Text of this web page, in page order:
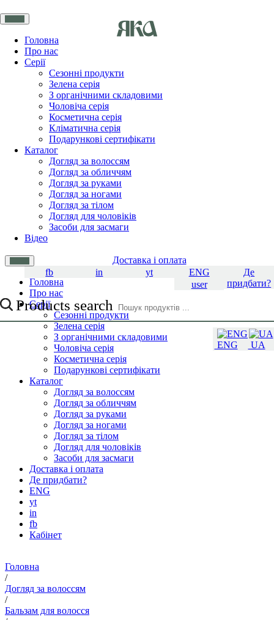
Головна
Про нас
Серії
Сезонні продукти
Зелена серія
З органічними складовими
Чоловіча серія
Косметична серія
Кліматична серія
Подарункові сертифікати
Каталог
Догляд за волоссям
Догляд за обличчям
Догляд за руками
Догляд за ногами
Догляд за тілом
Догляд для чоловіків
Засоби для засмаги
Відео
Доставка і оплата
Де
придбати?
ENG
UA
ENG
yt
in
fb
user
Products search
Головна
Про нас
Серії
Сезонні продукти
Зелена серія
З органічними складовими
Чоловіча серія
Косметична серія
Подарункові сертифікати
Каталог
Догляд за волоссям
Догляд за обличчям
Догляд за руками
Догляд за ногами
Догляд за тілом
Догляд для чоловіків
Засоби для засмаги
Доставка і оплата
Де придбати?
ENG
yt
in
fb
Кабінет
Головна
/
Догляд за волоссям
/
Бальзам для волосся